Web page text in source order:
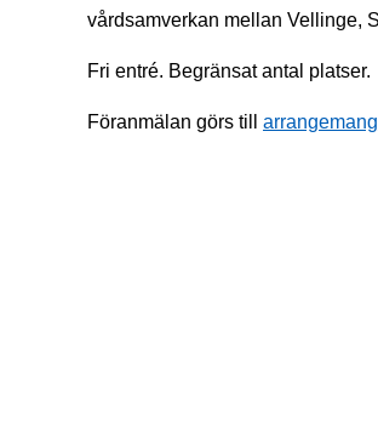
vårdsamverkan mellan Vellinge,
Fri entré. Begränsat antal platser.
Föranmälan görs till